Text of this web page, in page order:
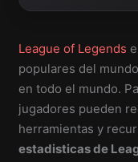
League of Legends
populares del
en todo el mundo.
jugadores pueden
herramientas y
estadisticas de